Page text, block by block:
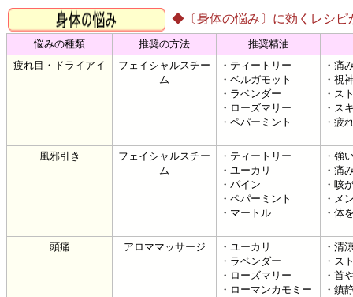
◆〔身体の悩み〕に効くレシピ
悩みの種類 推奨の方法
推奨精油
疲れ目・ドライアイ
フェイシャルスチー
ム
・ティートリー
・ベルガモット
・ラベンダー
・ローズマリー
・ペパーミント
・痛
・視
・ス
・ス
・疲
風邪引き
フェイシャルスチー
ム
・ティートリー
・ユーカリ
・パイン
・ペパーミント
・マートル
・強
・痛
・咳
・メ
・体
頭痛 アロママッサージ
・ユーカリ
・ラベンダー
・ローズマリー
・ローマンカモミー
・清
・ス
・首
・鎮